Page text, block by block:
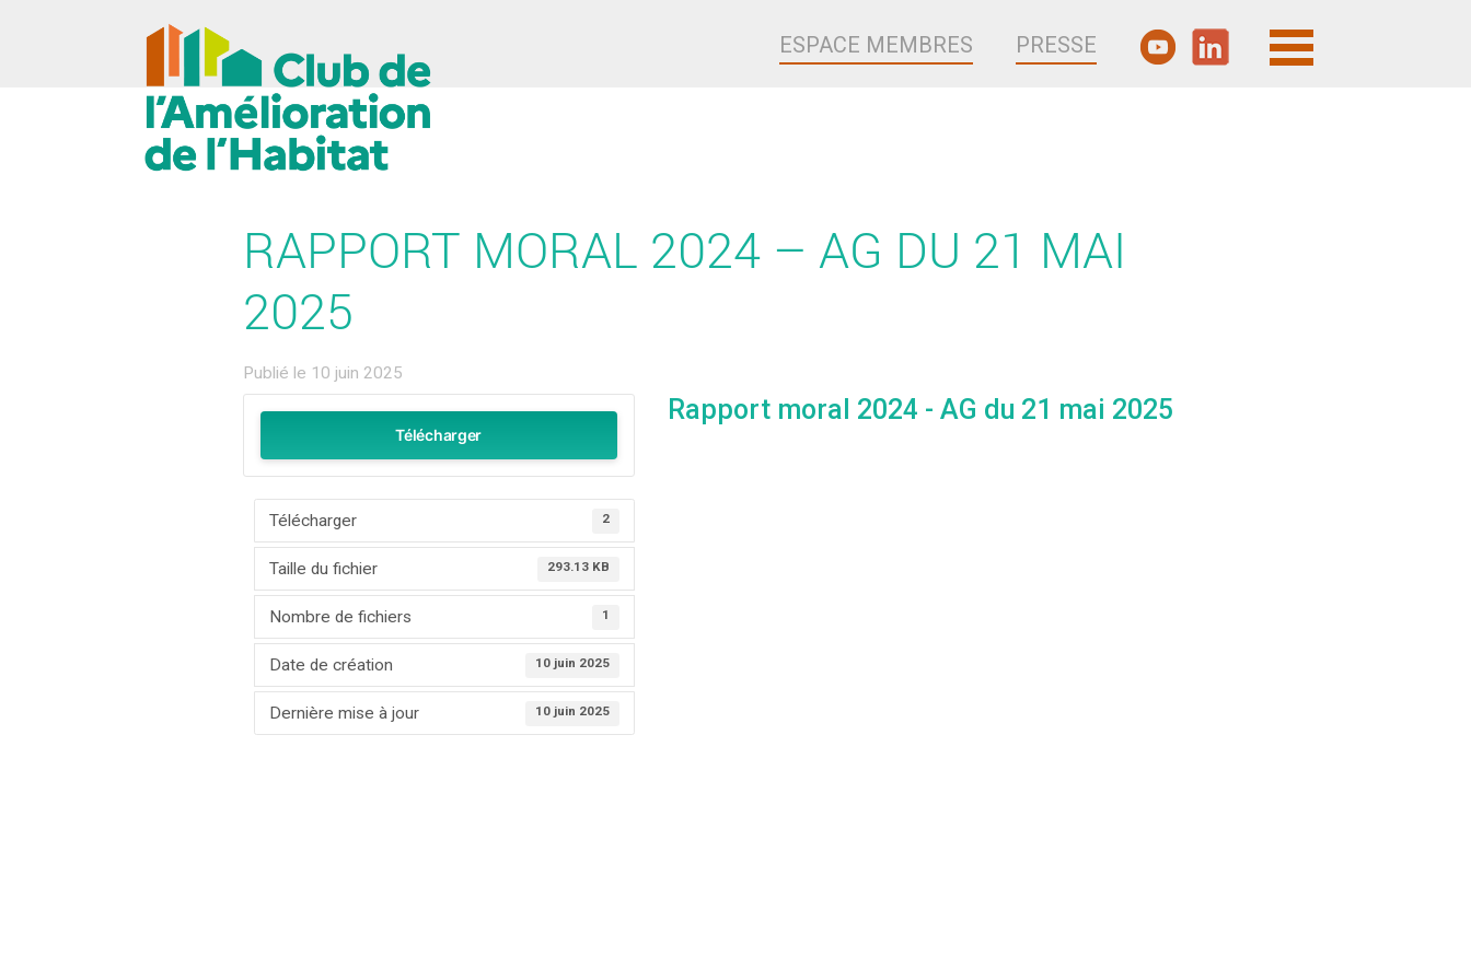
ESPACE MEMBRES PRESSE
RAPPORT MORAL 2024 – AG DU 21 MAI
2025
Publié le 10 juin 2025
Télécharger
Télécharger 2
Taille du fichier 293.13 KB
Nombre de fichiers 1
Date de création 10 juin 2025
Dernière mise à jour 10 juin 2025
Rapport moral 2024 - AG du 21 mai 2025